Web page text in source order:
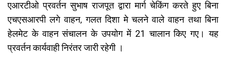
एआरटीओ प्रवर्तन सुभाष राजपूत द्वारा मार्ग चेकिंग करते हुए बिना
एचएसआरपी लगे वाहन, गलत दिशा मे चलने वाले वाहन तथा बिना
हेलमेट के वाहन संचालन के उपयोग में 21 चालान किए गए। यह
प्रवर्तन कार्यवाही निरंतर जारी रहेगी ।